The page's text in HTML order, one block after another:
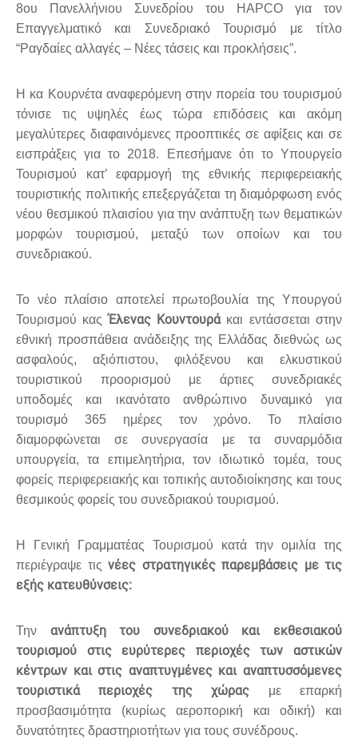
8ου Πανελλήνιου Συνεδρίου του HAPCO για τον
Επαγγελματικό και Συνεδριακό Τουρισμό με τίτλο
“Ραγδαίες αλλαγές – Νέες τάσεις και προκλήσεις”.
Η κα Κουρνέτα αναφερόμενη στην πορεία του τουρισμού
τόνισε τις υψηλές έως τώρα επιδόσεις και ακόμη
μεγαλύτερες διαφαινόμενες προοπτικές σε αφίξεις και σε
εισπράξεις για το 2018. Επεσήμανε ότι το Υπουργείο
Τουρισμού κατ’ εφαρμογή της εθνικής περιφερειακής
τουριστικής πολιτικής επεξεργάζεται τη διαμόρφωση ενός
νέου θεσμικού πλαισίου για την ανάπτυξη των θεματικών
μορφών τουρισμού, μεταξύ των οποίων και του
συνεδριακού.
Το νέο πλαίσιο αποτελεί πρωτοβουλία της Υπουργού
Τουρισμού καςΈλενας Κουντουράκαι εντάσσεται στην
εθνική προσπάθεια ανάδειξης της Ελλάδας διεθνώς ως
ασφαλούς, αξιόπιστου, φιλόξενου και ελκυστικού
τουριστικού προορισμού με άρτιες συνεδριακές
υποδομές και ικανότατο ανθρώπινο δυναμικό για
τουρισμό 365 ημέρες τον χρόνο. Το πλαίσιο
διαμορφώνεται σε συνεργασία με τα συναρμόδια
υπουργεία, τα επιμελητήρια, τον ιδιωτικό τομέα, τους
φορείς περιφερειακής και τοπικής αυτοδιοίκησης και τους
θεσμικούς φορείς του συνεδριακού τουρισμού.
Η Γενική Γραμματέας Τουρισμού κατά την ομιλία της
περιέγραψε τις νέες στρατηγικές παρεμβάσεις με τις
εξής κατευθύνσεις:
Την ανάπτυξη του συνεδριακού και εκθεσιακού
τουρισμού στις ευρύτερες περιοχές των αστικών
κέντρων και στις αναπτυγμένες και αναπτυσσόμενες
τουριστικά περιοχές της χώρας
με επαρκή
προσβασιμότητα (κυρίως αεροπορική και οδική) και
δυνατότητες δραστηριοτήτων για τους συνέδρους.